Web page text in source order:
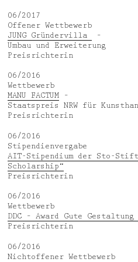
06/2017
Offener Wettbewerb
JUNG Gründervilla
–
Umbau und Erweiterung
Preisrichterin
06/2016
Wettbewerb
MANU FACTUM–
Staatspreis NRW für
Preisrichterin
06/2016
Stipendienvergabe
AIT-Stipendium der Sto-
Scholarship“
Preisrichterin
06/2016
Wettbewerb
DDC – Award Gute Gestaltung
Preisrichterin
06/2016
Nichtoffener Wettbewerb